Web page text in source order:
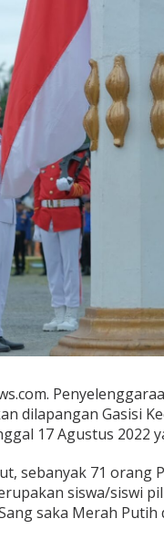
dilapangan Gasisi
17 Agustus 2022
sebanyak 71 orang
siswa/siswi
saka Merah Putih